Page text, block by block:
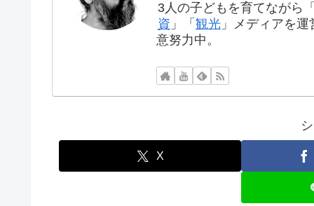
3人の子どもを育てながら
資 」「 観光」メディアを運
意努力中。
X